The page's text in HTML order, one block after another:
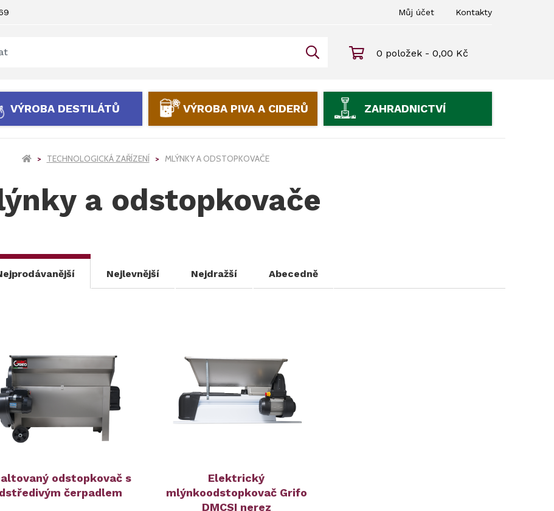
Můj účet Kontakty
0 položek - 0,00 Kč
VÝROBA DESTILÁTŮ VÝROBA PIVA A CIDERŮ ZAHRADNICTVÍ
TECHNOLOGICKÁ ZAŘÍZENÍ MLÝNKY A ODSTOPKOVAČE
a odstopkovače
Nejlevnější Nejdražší Abecedně
odstopkovač s
čerpadlem
Elektrický
mlýnkoodstopkovač Grifo
DMCSI nerez